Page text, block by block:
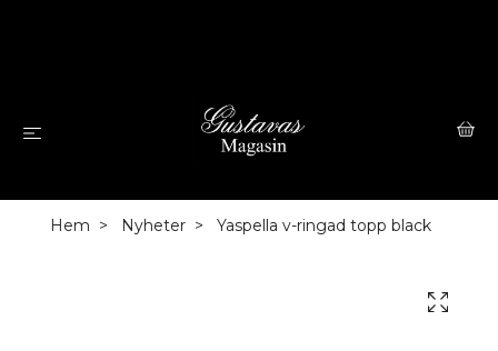
Hem Nyheter Yaspella v-ringad topp black